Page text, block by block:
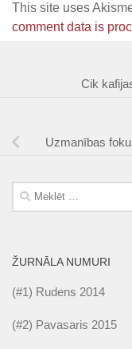
This site uses
comment data is
Cik
Uzmanības
Meklēt:
ŽURNĀLA NUMURI
(#1) Rudens 2014
(#2) Pavasaris 2015